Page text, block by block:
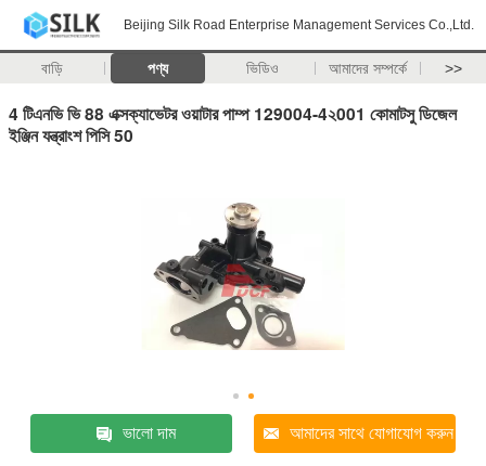
Beijing Silk Road Enterprise Management Services Co.,Ltd.
বাড়ি পণ্য ভিডিও আমাদের সম্পর্কে >>
4 টিএনভি ভি 88 এক্সক্যাভেটর ওয়াটার পাম্প 129004-4২001 কোমাটসু ডিজেল
ইঞ্জিন যন্ত্রাংশ পিসি 50
ভালো দাম আমাদের সাথে যোগাযোগ করুন